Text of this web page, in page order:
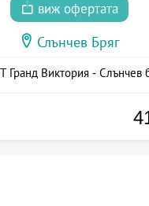
виж офертата
Слънчев Бряг
Гранд Виктория - Слънчев